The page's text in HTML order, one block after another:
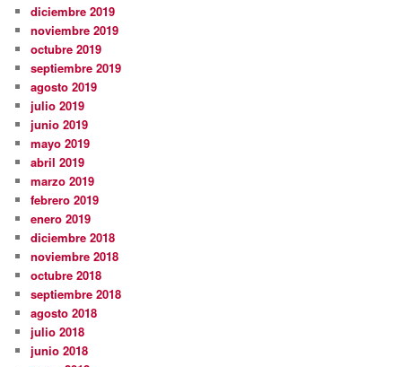
diciembre 2019
noviembre 2019
octubre 2019
septiembre 2019
agosto 2019
julio 2019
junio 2019
mayo 2019
abril 2019
marzo 2019
febrero 2019
enero 2019
diciembre 2018
noviembre 2018
octubre 2018
septiembre 2018
agosto 2018
julio 2018
junio 2018